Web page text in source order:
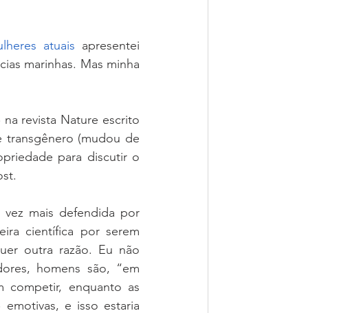
atuais apresentei
marinhas. Mas minha
revista Nature escrito
transgênero (mudou de
para discutir o
mais defendida por
científica por serem
outra razão. Eu não
homens são, “em
competir, enquanto as
e isso estaria